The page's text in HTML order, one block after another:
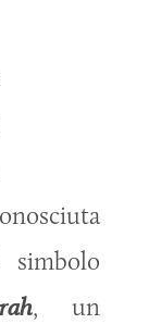
, un